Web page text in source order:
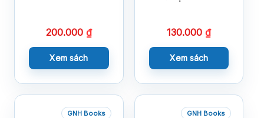
200.000 ₫
Xem sách
130.000 ₫
Xem sách
GNH Books GNH Books